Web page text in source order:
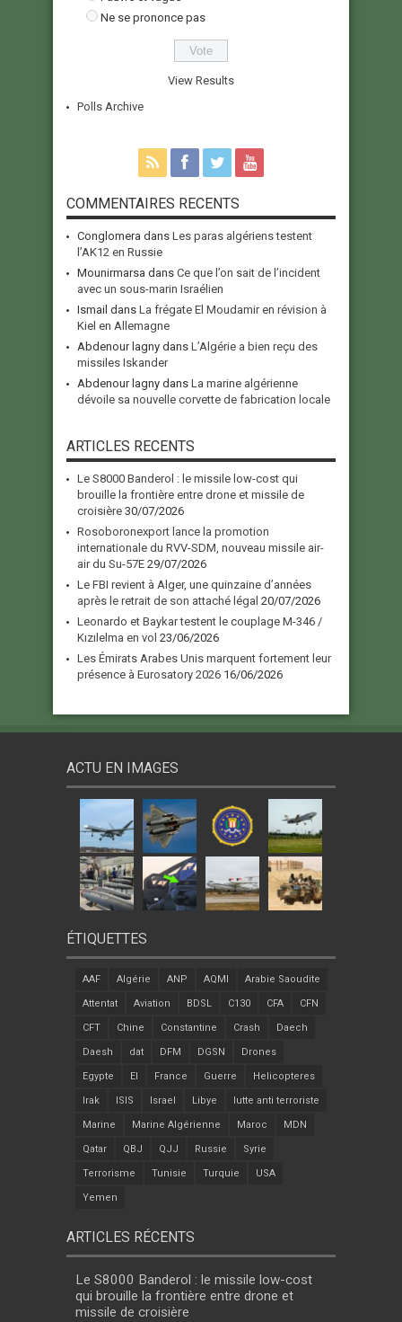
Ne se prononce pas
View Results
Polls Archive
COMMENTAIRES RECENTS
Conglomera dans Les paras algériens testent
l’AK12 en Russie
Mounirmarsa dans Ce que l’on sait de l’incident
avec un sous-marin Israélien
Ismail dans La frégate El Moudamir en révision à
Kiel en Allemagne
Abdenour lagny dans L’Algérie a bien reçu des
missiles Iskander
Abdenour lagny dans La marine algérienne
dévoile sa nouvelle corvette de fabrication locale
ARTICLES RECENTS
Le S8000 Banderol : le missile low-cost qui
brouille la frontière entre drone et missile de
croisière 30/07/2026
Rosoboronexport lance la promotion
internationale du RVV-SDM, nouveau missile air-
air du Su-57E 29/07/2026
Le FBI revient à Alger, une quinzaine d’années
après le retrait de son attaché légal 20/07/2026
Leonardo et Baykar testent le couplage M-346 /
Kızılelma en vol 23/06/2026
Les Émirats Arabes Unis marquent fortement leur
présence à Eurosatory 2026 16/06/2026
ACTU EN IMAGES
ÉTIQUETTES
AAF Algérie ANP AQMI Arabie Saoudite
Attentat Aviation BDSL C130 CFA CFN
CFT Chine Constantine Crash Daech
Daesh dat DFM DGSN Drones
Egypte EI France Guerre Helicopteres
Irak ISIS Israel Libye lutte anti terroriste
Marine Marine Algérienne Maroc MDN
Qatar QBJ QJJ Russie Syrie
Terrorisme Tunisie Turquie USA
Yemen
ARTICLES RÉCENTS
Le S8000 Banderol : le missile low-cost
qui brouille la frontière entre drone et
missile de croisière